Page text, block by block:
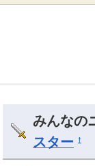
みんなの
スター
†